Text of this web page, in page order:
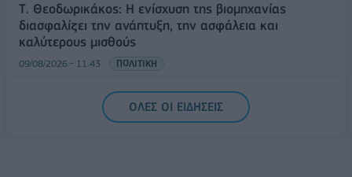
Τ. Θεοδωρικάκος: Η ενίσχυση της βιομηχανίας
διασφαλίζει την ανάπτυξη, την ασφάλεια και
καλύτερους μισθούς
09/08/2026 - 11:43 ΠΟΛΙΤΙΚΗ
Υπ. Μεταφορών: Οριστική λύση στο ζήτημα των
πινακίδων κυκλοφορίας - Τέλος στις χρονοβόρες
ΟΛΕΣ ΟΙ ΕΙΔΗΣΕΙΣ